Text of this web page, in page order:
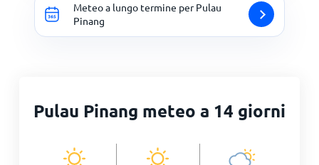
Meteo a lungo termine per Pulau
Pinang
Pulau Pinang meteo a 14 giorni